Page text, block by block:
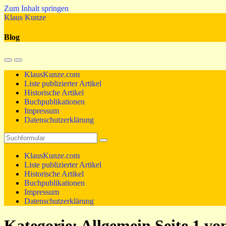
Zum Inhalt springen
Klaus Kunze
Blog
Mobil-
Menü
umschalten
Suchfeld
umschalten
KlausKunze.com
Liste publizierter Artikel
Historische Artikel
Buchpublikationen
Impressum
Datenschutzerklärung
Suchen
KlausKunze.com
Liste publizierter Artikel
Historische Artikel
Buchpublikationen
Impressum
Datenschutzerklärung